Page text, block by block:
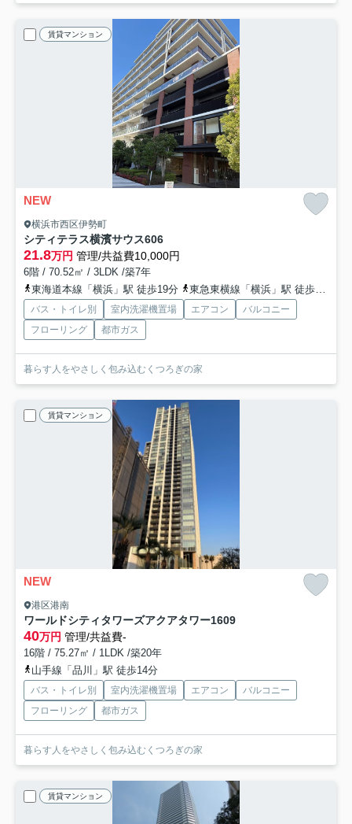
賃貸マンション
NEW
横浜市西区伊勢町
シティテラス横濱サウス606
21.8万円 管理/共益費10,000円
6階 / 70.52㎡ / 3LDK /築7年
東海道本線「横浜」駅 徒歩19分
東急東横線「横浜」駅 徒歩19分
バス・トイレ別 室内洗濯機置場 エアコン
バルコニー
フローリング
都市ガス
暮らす人をやさしく包み込むくつろぎの家
賃貸マンション
NEW
港区港南
ワールドシティタワーズアクアタワー1609
40万円 管理/共益費-
16階 / 75.27㎡ / 1LDK /築20年
山手線「品川」駅 徒歩14分
バス・トイレ別 室内洗濯機置場 エアコン
バルコニー
フローリング
都市ガス
暮らす人をやさしく包み込むくつろぎの家
賃貸マンション